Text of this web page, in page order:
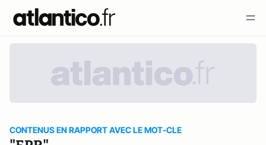
CONTENUS EN RAPPORT AVEC LE MOT-CLE